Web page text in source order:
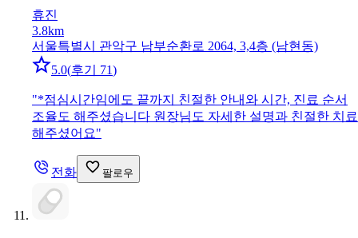
휴진
3.8km
서울특별시 관악구 남부순환로 2064, 3,4층 (남현동)
5.0(후기 71)
"*점심시간임에도 끝까지 친절한 안내와 시간, 진료 순서
조율도 해주셨습니다 원장님도 자세한 설명과 친절한 치료
해주셨어요"
전화 팔로우